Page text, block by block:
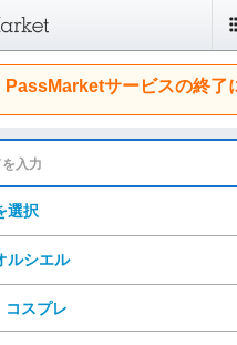
PassMarketサービスの終了
選択
ルシエル
コスプレ